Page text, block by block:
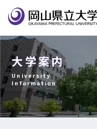
大学案内
University
Information